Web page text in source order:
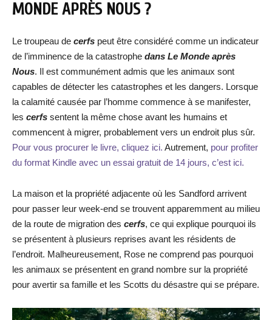
MONDE APRÈS NOUS ?
Le troupeau de cerfs peut être considéré comme un indicateur
de l’imminence de la catastrophe dans Le Monde après
Nous. Il est communément admis que les animaux sont
capables de détecter les catastrophes et les dangers. Lorsque
la calamité causée par l’homme commence à se manifester,
les cerfs sentent la même chose avant les humains et
commencent à migrer, probablement vers un endroit plus sûr.
Pour vous procurer le livre, cliquez ici. Autrement, pour profiter
du format Kindle avec un essai gratuit de 14 jours, c’est ici.
La maison et la propriété adjacente où les Sandford arrivent
pour passer leur week-end se trouvent apparemment au milieu
de la route de migration des cerfs, ce qui explique pourquoi ils
se présentent à plusieurs reprises avant les résidents de
l’endroit. Malheureusement, Rose ne comprend pas pourquoi
les animaux se présentent en grand nombre sur la propriété
pour avertir sa famille et les Scotts du désastre qui se prépare.